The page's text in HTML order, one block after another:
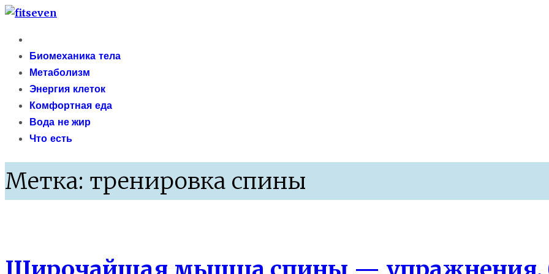
Skip
content
сайт о метаболизме и энергетической адаптации организма после 40 лет
Primary
MenuБиомеханика тела
Метаболизм
Энергия клеток
Комфортная еда
Вода не жир
Что есть
Метка: тренировка спины